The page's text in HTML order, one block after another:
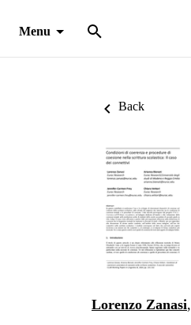
Menu
Back
Lorenzo Zanasi,